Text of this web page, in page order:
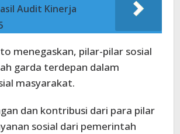
Audit Kinerja
menegaskan, pilar-pilar sosial
garda terdepan dalam
masyarakat.
dan kontribusi dari para pilar
sosial dari pemerintah